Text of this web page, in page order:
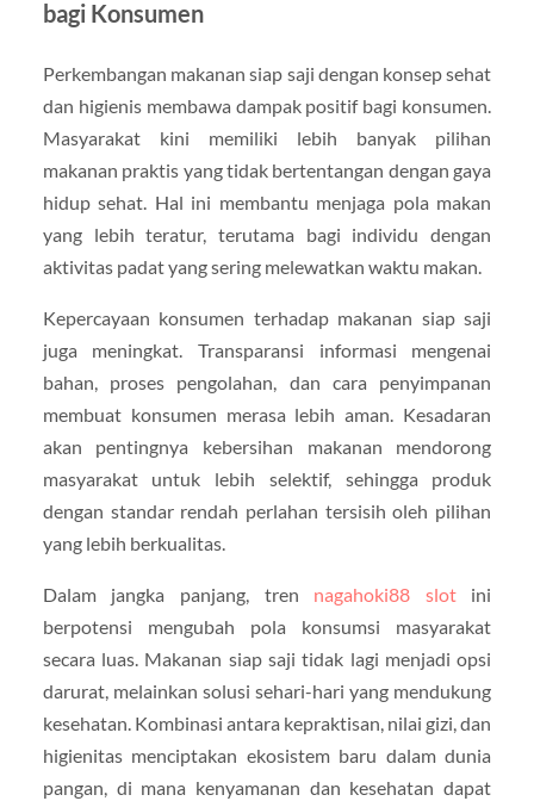
bagi Konsumen
Perkembangan makanan siap saji dengan konsep sehat
dan higienis membawa dampak positif bagi konsumen.
Masyarakat kini memiliki lebih banyak pilihan
makanan praktis yang tidak bertentangan dengan gaya
hidup sehat. Hal ini membantu menjaga pola makan
yang lebih teratur, terutama bagi individu dengan
aktivitas padat yang sering melewatkan waktu makan.
Kepercayaan konsumen terhadap makanan siap saji
juga meningkat. Transparansi informasi mengenai
bahan, proses pengolahan, dan cara penyimpanan
membuat konsumen merasa lebih aman. Kesadaran
akan pentingnya kebersihan makanan mendorong
masyarakat untuk lebih selektif, sehingga produk
dengan standar rendah perlahan tersisih oleh pilihan
yang lebih berkualitas.
Dalam jangka panjang, tren nagahoki88 slotini
berpotensi mengubah pola konsumsi masyarakat
secara luas. Makanan siap saji tidak lagi menjadi opsi
darurat, melainkan solusi sehari-hari yang mendukung
kesehatan. Kombinasi antara kepraktisan, nilai gizi, dan
higienitas menciptakan ekosistem baru dalam dunia
pangan, di mana kenyamanan dan kesehatan dapat